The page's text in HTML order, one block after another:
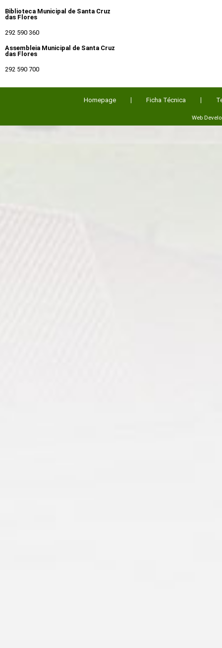
Biblioteca Municipal de Santa Cruz
das Flores
292 590 360
Assembleia Municipal de Santa Cruz
das Flores
292 590 700
Homepage Ficha Técnica
Web